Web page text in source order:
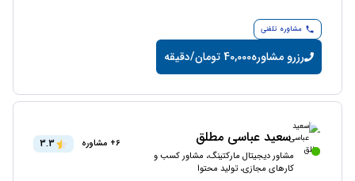
مشاوره تلفنی
رزرو مشاوره40,000 تومان/دقیقه
سعید عباسی مطلق
مشاور دیجیتال مارکتینگ، مشاور کسب و
کارهای مجازی، تولید محتوا
6+ مشاوره 3.3